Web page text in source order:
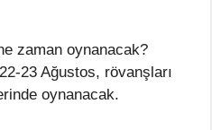
zaman oynanacak?
23 Ağustos, rövanşları
oynanacak.